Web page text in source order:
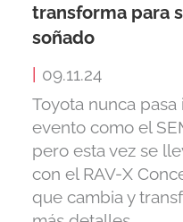
transforma para
soñado
09.11.24
Toyota nunca
evento como el
pero esta vez se
con el RAV-X
que cambia y